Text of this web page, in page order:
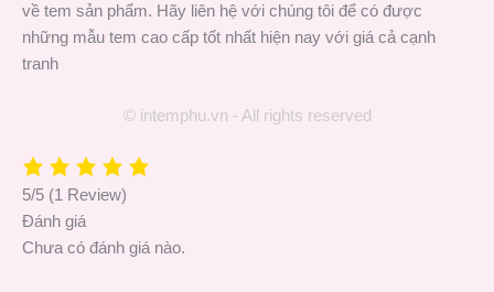
về tem sản phẩm. Hãy liên hệ với chúng tôi để có được
những mẫu tem cao cấp tốt nhất hiện nay với giá cả cạnh
tranh
© intemphu.vn - All rights reserved
5/5 (1 Review)
Đánh giá
Chưa có đánh giá nào.